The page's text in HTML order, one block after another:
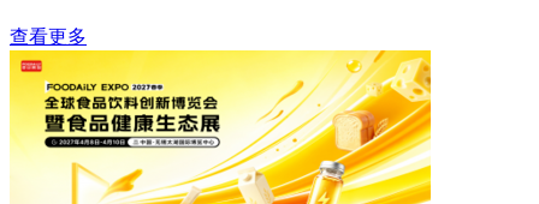
查看更多